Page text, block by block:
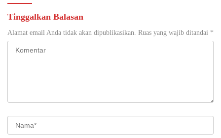
Tinggalkan Balasan
Alamat email Anda tidak akan dipublikasikan. Ruas yang wajib ditandai *